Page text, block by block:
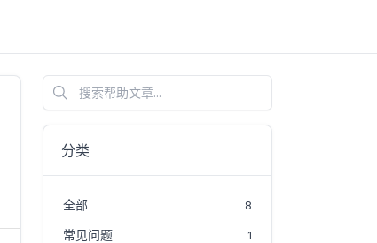
搜索帮助文章
分类
全部 8
常见问题 1